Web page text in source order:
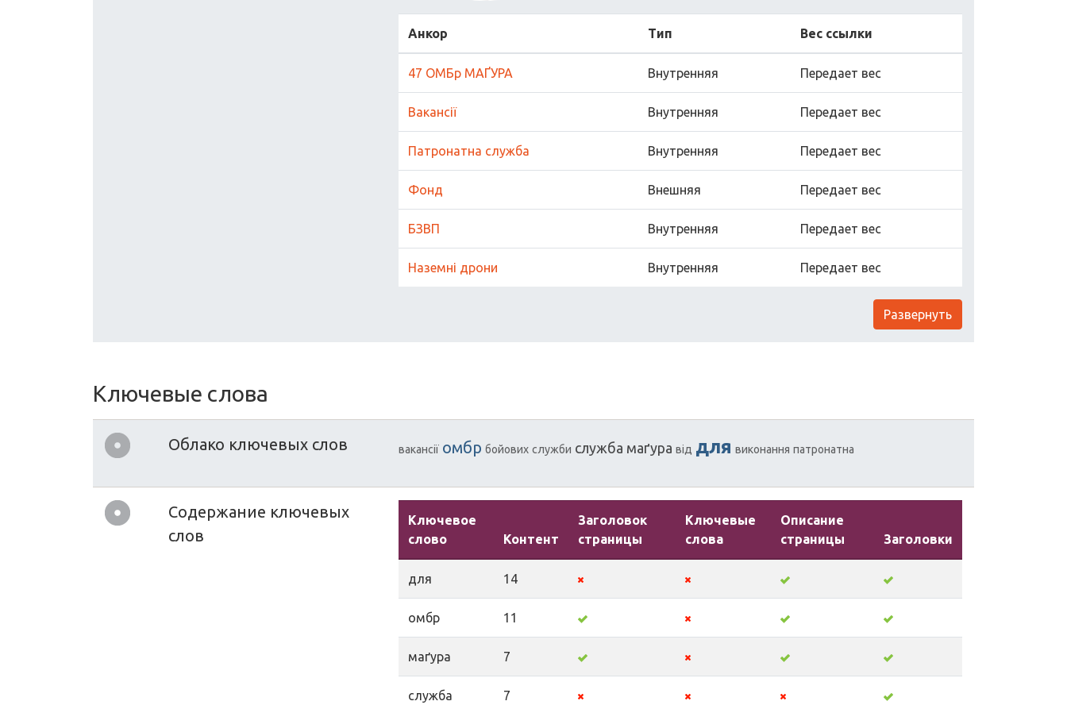
Анкор Тип Вес ссылки
47 ОМБр МАҐУРА Внутренняя Передает вес
Вакансії Внутренняя Передает вес
Патронатна служба Внутренняя Передает вес
Фонд Внешняя Передает вес
БЗВП Внутренняя Передает вес
Наземні дрони Внутренняя Передает вес
Развернуть
Ключевые слова
Облако ключевых слов вакансії омбр бойових служби служба маґура від для виконання патронатна
Содержание ключевых
слов
Ключевое
слово
Контент
Заголовок
страницы
Ключевые
слова
Описание
страницы
Заголовки
для 14
омбр 11
маґура 7
служба 7